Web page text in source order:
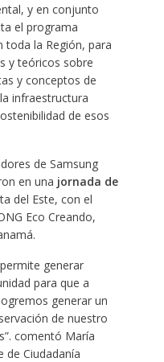
y en conjunto
el programa
toda la Región, para
y teóricos sobre
y conceptos de
infraestructura
de esos
de Samsung
en una jornada de
del Este, con el
Eco Creando,
generar
para que a
generar un
de nuestro
comentó María
de Ciudadanía